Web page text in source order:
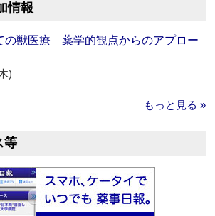
情報
の獣医療 薬学的観点からのアプロー
)
もっと見る »
等